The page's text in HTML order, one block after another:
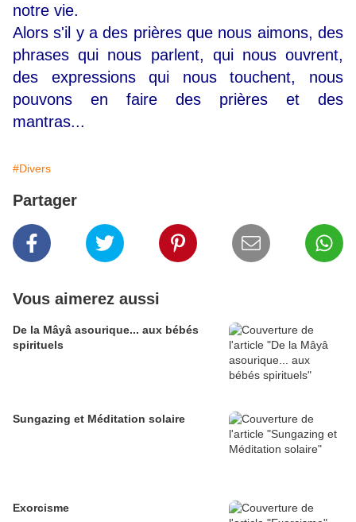
notre vie.
Alors s'il y a des prières que nous aimons, des
phrases qui nous parlent, qui nous ouvrent,
des expressions qui nous touchent, nous
pouvons en faire des prières et des
mantras...
#Divers
Partager
Vous aimerez aussi
De la Mâyâ asourique... aux bébés
spirituels
Sungazing et Méditation solaire
Exorcisme